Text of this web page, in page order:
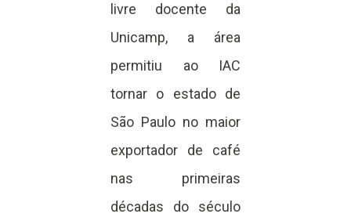
livre docente da
Unicamp, a área
permitiu ao IAC
tornar o estado de
São Paulo no maior
exportador de café
nas primeiras
décadas do século